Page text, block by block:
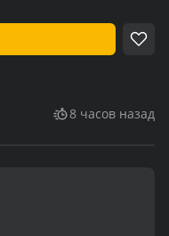
8 часов назад